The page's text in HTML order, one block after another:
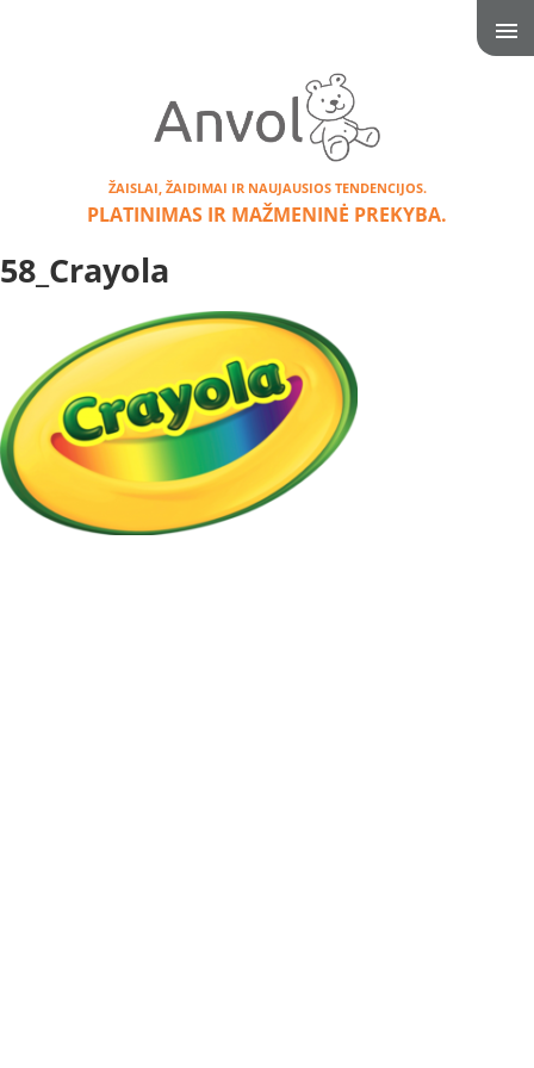
ŽAISLAI, ŽAIDIMAI IR NAUJAUSIOS TENDENCIJOS.
PLATINIMAS IR MAŽMENINĖ PREKYBA.
58_Crayola